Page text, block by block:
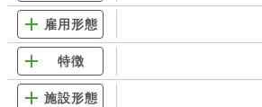
雇用形態
特徴
施設形態